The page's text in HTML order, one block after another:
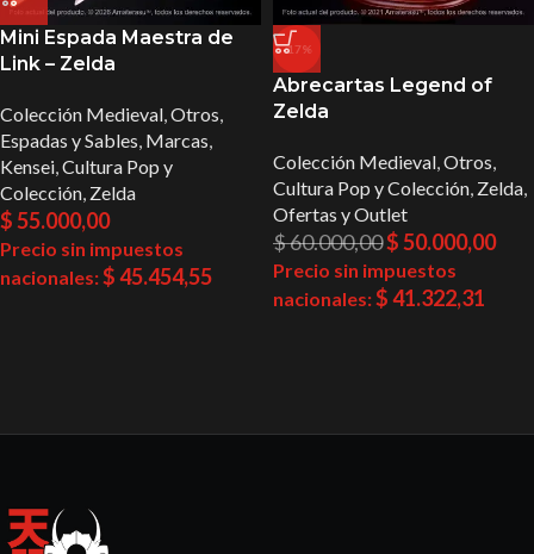
Mini Espada Maestra de
Link – Zelda
Colección Medieval,Otros,
Espadas y Sables, Marcas,
Kensei,Cultura Pop y
Colección, Zelda
$55.000,00
Precio sin impuestos
nacionales:$45.454,55
-17%
Abrecartas Legend of
Zelda
Colección Medieval,Otros,
Cultura Pop y Colección, Zelda,
Ofertas y Outlet
$60.000,00$50.000,00
Precio sin impuestos
nacionales:$41.322,31